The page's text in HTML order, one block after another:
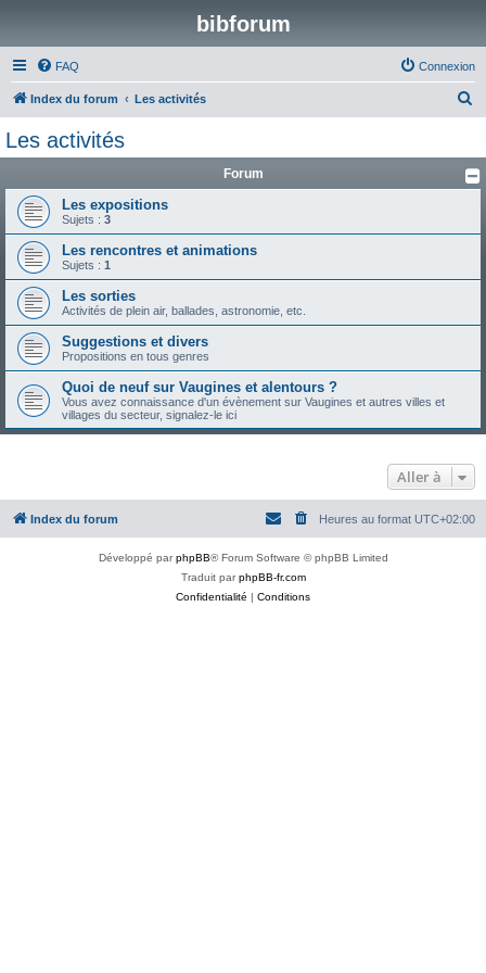
bibforum
FAQ Connexion
Index du forum Les activités
h
h
Les activités
Forum
Les expositions
Sujets : 3
Les rencontres et animations
Sujets : 1
Les sorties
Activités de plein air, ballades, astronomie, etc.
Suggestions et divers
Propositions en tous genres
Quoi de neuf sur Vaugines et alentours ?
Vous avez connaissance d'un évènement sur Vaugines et autres villes et
villages du secteur, signalez-le ici
Aller à
Index du forum Heures au format UTC+02:00
Développé parphpBB® Forum Software © phpBB Limited
Traduit parphpBB-fr.com
Confidentialité | Conditions